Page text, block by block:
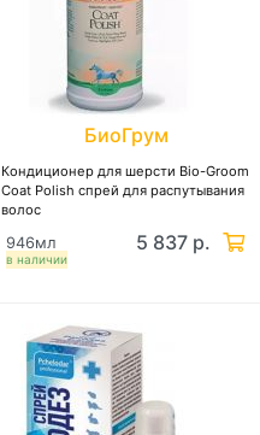
БиоГрум
Кондиционер для шерсти Bio-Groom
Coat Polish спрей для распутывания
волос
в наличии
946мл 5 837 р.